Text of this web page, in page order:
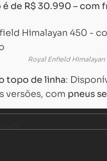
é de R$ 30.990 – com
Royal Enfield
topo de linha:
versões, com pneus